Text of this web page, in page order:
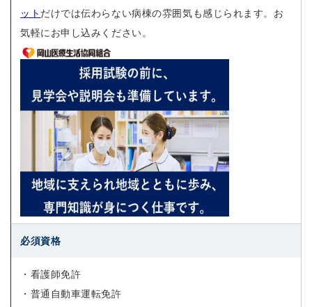
ット だけでは伝わらない病棟の雰囲気も感じられます。お
気軽にお申し込みください。
必須資格
・看護師免許
・普通自動車運転免許